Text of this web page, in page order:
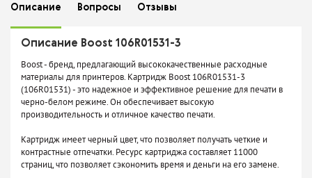
Описание Вопросы Отзывы
Описание Boost 106R01531-3
Boost - бренд, предлагающий высококачественные расходные
материалы для принтеров. Картридж Boost 106R01531-3
(106R01531) - это надежное и эффективное решение для печати в
черно-белом режиме. Он обеспечивает высокую
производительность и отличное качество печати.
Картридж имеет черный цвет, что позволяет получать четкие и
контрастные отпечатки. Ресурс картриджа составляет 11000
страниц, что позволяет сэкономить время и деньги на его замене.